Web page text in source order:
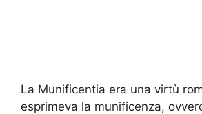
La Munificentia era una virtù
esprimeva la munificenza,